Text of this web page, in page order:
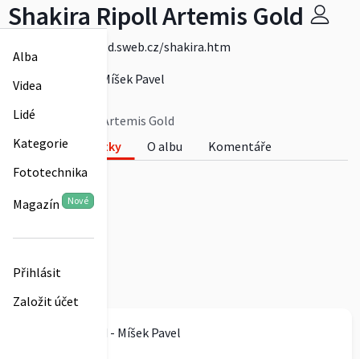
Alba
Videa
Lidé
Kategorie
Fototechnika
Magazín Nové
Přihlásit
Založit účet
Shakira Ripoll Artemis Gold
http://artemisgold.sweb.cz/shakira.htm
Více
Artemis Gold - Míšek Pavel
Shakira Ripoll Artemis Gold
Fotky
O albu
Komentáře
0
Artemis Gold - Míšek Pavel